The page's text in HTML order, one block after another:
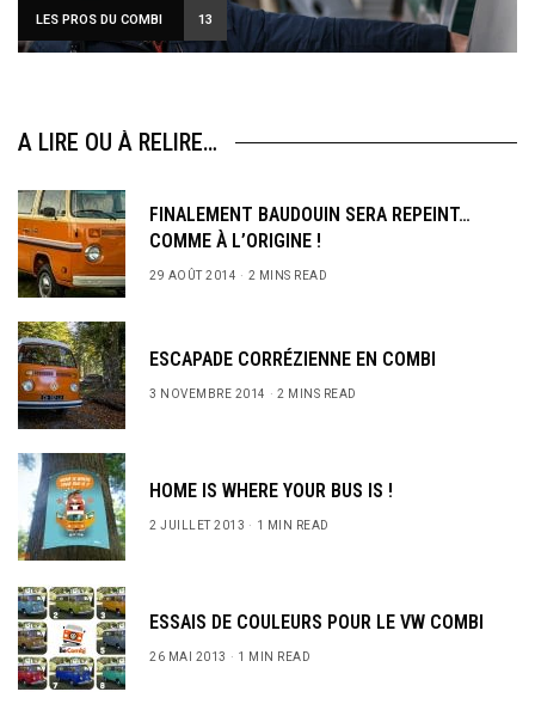
LES PROS DU COMBI 13
A LIRE OU À RELIRE…
FINALEMENT BAUDOUIN SERA REPEINT…
COMME À L’ORIGINE !
29 AOÛT 2014 2 MINS READ
ESCAPADE CORRÉZIENNE EN COMBI
3 NOVEMBRE 2014 2 MINS READ
HOME IS WHERE YOUR BUS IS !
2 JUILLET 2013 1 MIN READ
ESSAIS DE COULEURS POUR LE VW COMBI
26 MAI 2013 1 MIN READ